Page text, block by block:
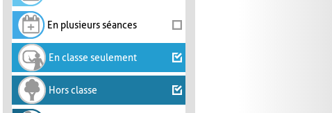
En plusieurs séances
En classe seulement
Hors classe